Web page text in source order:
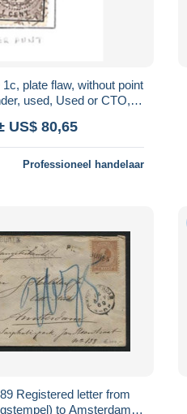
plate flaw, without point
used, Used or CTO,
US$ 80,65
Professioneel handelaar
Registered letter from
to Amsterdam,